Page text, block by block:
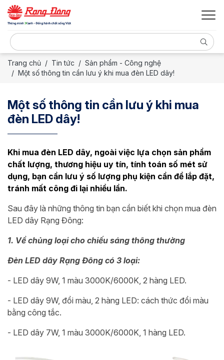
Trang chủ Tin tức
Sản phẩm - Công nghệ
Một số thông tin cần lưu ý khi mua đèn LED dây!
Một số thông tin cần lưu ý khi mua
đèn LED dây!
Khi mua đèn LED dây, ngoài việc lựa chọn sản phẩm
chất lượng, thương hiệu uy tín, tính toán số mét sử
dụng, bạn cần lưu ý số lượng phụ kiện cần để lắp đặt,
tránh mất công đi lại nhiều lần.
Sau đây là những thông tin bạn cần biết khi chọn mua đèn
LED dây Rạng Đông:
1. Về chủng loại cho chiếu sáng thông thường
Đèn LED dây Rạng Đông có 3 loại:
- LED dây 9W, 1 màu 3000K/6000K, 2 hàng LED.
- LED dây 9W, đổi màu, 2 hàng LED: cách thức đổi màu
bằng công tắc.
- LED dây 7W, 1 màu 3000K/6000K, 1 hàng LED.